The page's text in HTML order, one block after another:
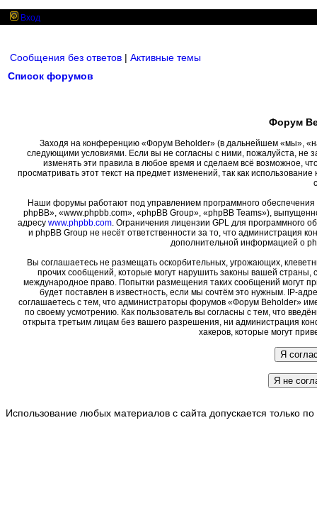
Вход
Сообщения без ответов | Активные темы
Список форумов
Форум
Заходя на конференцию «Форум Beholder» (в дальнейшем «мы»,
следующими условиями. Если вы не согласны с ними, пожалуйста, не
изменять эти правила в любое время и сделаем всё возможное,
просматривать этот текст на предмет изменений, так как
Наши форумы работают под управлением программного
phpBB», «www.phpbb.com», «phpBB Group», «phpBB Teams»),
адресу www.phpbb.com. Ограничения лицензии GPL для программного
и phpBB Group не несёт ответственности за то, что администрация
дополнительной информацией о
Вы соглашаетесь не размещать оскорбительных, угрожающих,
прочих сообщений, которые могут нарушить законы вашей страны,
международное право. Попытки размещения таких сообщений могут
будет поставлен в известность, если мы сочтём это нужным. IP-
соглашаетесь с тем, что администраторы форумов «Форум Beholder»
по своему усмотрению. Как пользователь вы согласны с тем, что
открыта третьим лицам без вашего разрешения, ни администрация
хакеров, которые могут
Использование любых материалов с сайта допускается только